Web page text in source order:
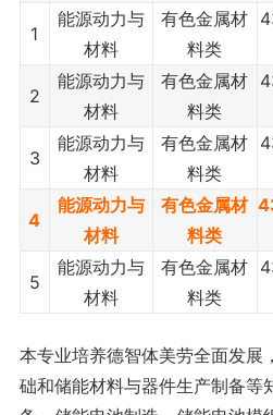
1
能源动力与
材料
有色金属材
料类
2
能源动力与
材料
有色金属材
料类
3
能源动力与
材料
有色金属材
料类
4
能源动力与
材料
有色金属材
料类
5
能源动力与
材料
有色金属材
料类
本专业培养德智体美劳全面发展
础和储能材料与器件生产制备等